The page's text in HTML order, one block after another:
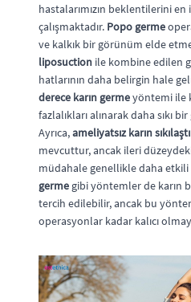
hastalarımızın beklentilerini
çalışmaktadır. Popo germe
ve kalkık bir görünüm elde
liposuction ile kombine edilen
hatlarının daha belirgin hale
derece karın germeyöntemi ile
fazlalıkları alınarak daha sıkı
Ayrıca,ameliyatsız karın
mevcuttur, ancak ileri
müdahale genellikle daha
germe gibi yöntemler de karın
tercih edilebilir, ancak bu
operasyonlar kadar kalıcı